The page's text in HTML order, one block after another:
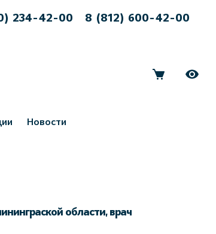
234-42-00 8 (812) 600-42-00
Новости
области, врач